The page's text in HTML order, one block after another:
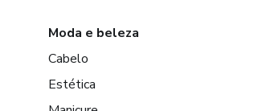
Moda e beleza
Cabelo
Estética